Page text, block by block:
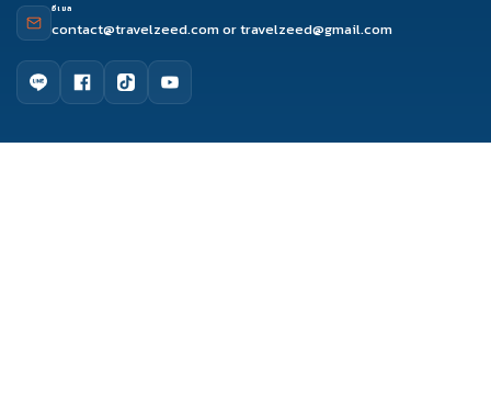
อีเมล
contact@travelzeed.comortravelzeed@gmail.com